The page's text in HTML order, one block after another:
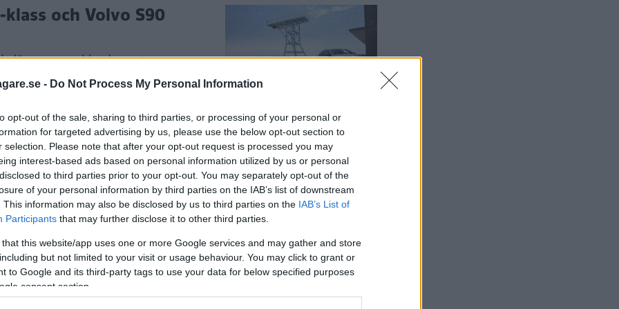
- Do Not Process My Personal Information
opt-out of the sale, sharing to third parties, or processing of your personal or
for targeted advertising by us, please use the below opt-out section to
selection. Please note that after your opt-out request is processed you may
interest-based ads based on personal information utilized by us or personal
to third parties prior to your opt-out. You may separately opt-out of the
of your personal information by third parties on the IAB’s list of downstream
This information may also be disclosed by us to third parties on the IAB’s List of
Participants that may further disclose it to other third parties.
that this website/app uses one or more Google services and may gather and store
but not limited to your visit or usage behaviour. You may click to grant or
to Google and its third-party tags to use your data for below specified purposes
consent section.
och Volvo S90
läsa mer om bland annat
kupé- och lastmått,
Mercedes E-klass.
Audi A6 (2016)
för bredd, ett annat är märkligt
Audi A6 (2016)
komma ifatt sina tyska